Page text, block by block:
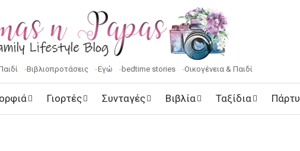
Βιβλιοπροτάσεις Εγώ bedtime stories Οικογένεια & Παιδί
Γιορτές Συνταγές Βιβλία Ταξίδια Πάρτυ